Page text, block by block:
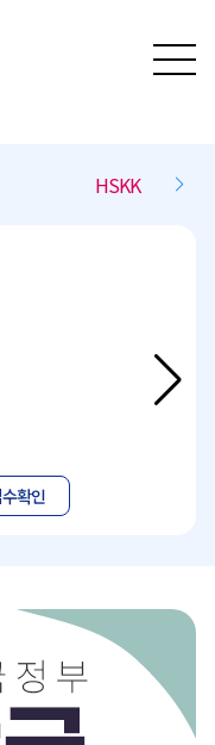
BCT Speaking